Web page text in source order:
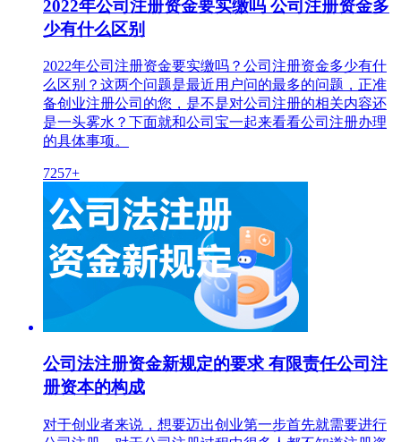
2022年公司注册资金要实缴吗 公司注册资金多
少有什么区别
2022年公司注册资金要实缴吗？公司注册资金多少有什
么区别？这两个问题是最近用户问的最多的问题，正准
备创业注册公司的您，是不是对公司注册的相关内容还
是一头雾水？下面就和公司宝一起来看看公司注册办理
的具体事项。
7257+
公司法注册资金新规定的要求 有限责任公司注
册资本的构成
对于创业者来说，想要迈出创业第一步首先就需要进行